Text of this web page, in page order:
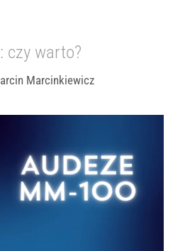
czy warto?
Marcinkiewicz